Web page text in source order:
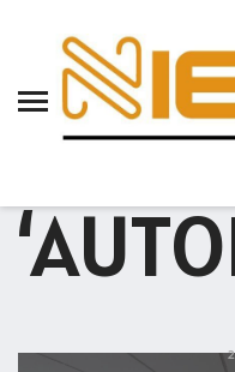
aamtlax
abanderamiento
abogadas
abuelos